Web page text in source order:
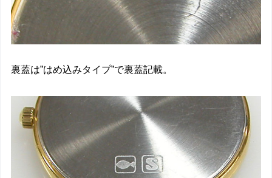
裏蓋は”はめ込みタイプ”で裏蓋記載。